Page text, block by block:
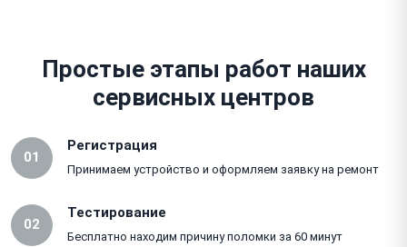
Простые этапы работ наших
сервисных центров
01
Регистрация
Принимаем устройство и оформляем заявку на ремонт
02
Тестирование
Бесплатно находим причину поломки за 60 минут